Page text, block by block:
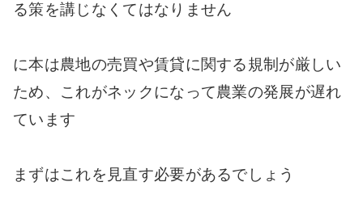
る策を講じなくてはなりません
に本は農地の売買や賃貸に関する規制が厳しい
ため、これがネックになって農業の発展が遅れ
ています
まずはこれを見直す必要があるでしょう